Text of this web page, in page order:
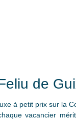
de
à petit prix sur la
vacancier